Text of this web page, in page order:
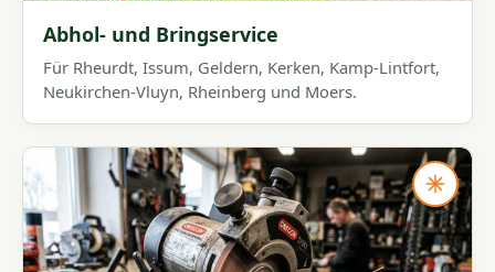
Abhol- und Bringservice
Für Rheurdt, Issum, Geldern, Kerken, Kamp-Lintfort,
Neukirchen-Vluyn, Rheinberg und Moers.